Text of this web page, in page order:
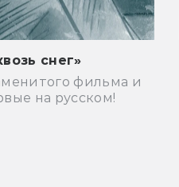
снег»
фильма и
на русском!